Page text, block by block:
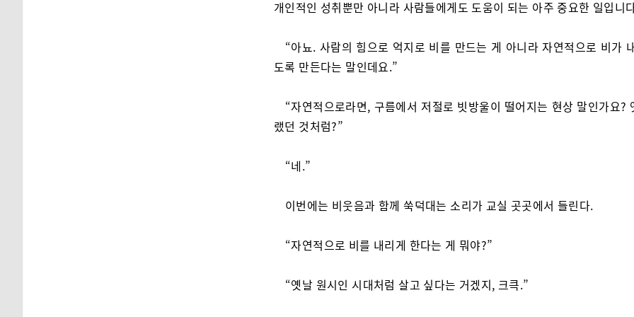
개인적인 성취뿐만 아니라 사람들에게도 도움이 되는 아주 중요한 일입니
“아뇨. 사람의 힘으로 억지로 비를 만드는 게 아니라 자연적으로 비가
도록 만든다는 말인데요.”
“자연적으로라면, 구름에서 저절로 빗방울이 떨어지는 현상 말인가요?
랬던 것처럼?”
“네.”
이번에는 비웃음과 함께 쑥덕대는 소리가 교실 곳곳에서 들린다.
“자연적으로 비를 내리게 한다는 게 뭐야?”
“옛날 원시인 시대처럼 살고 싶다는 거겠지, 크큭.”